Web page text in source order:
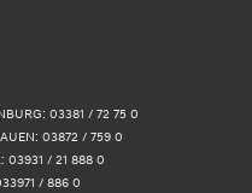
03381 / 72 75 0
03872 / 759 0
03931 / 21 888 0
/ 886 0